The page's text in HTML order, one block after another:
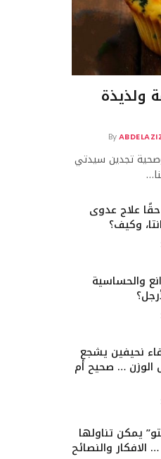
By
تجدين سيدتي
علاج عدوى
وكيف؟
والحساسية
نحيفين يشجع
الوزن … صحيح أم
يمكن تناولها
والنصائح